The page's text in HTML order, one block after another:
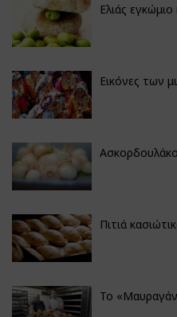
Ελιάς
Εικόνες των
Πιτιά
Το